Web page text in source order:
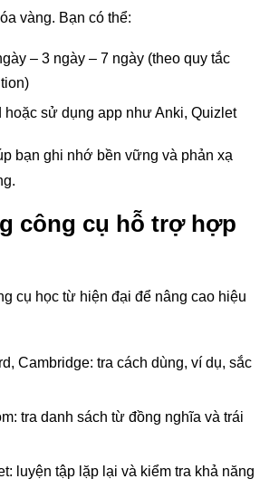
vàng. Bạn có thể:
– 3 ngày – 7 ngày (theo quy tắc
hoặc sử dụng app như Anki, Quizlet
bạn ghi nhớ bền vững và phản xạ
công cụ hỗ trợ hợp
cụ học từ hiện đại để nâng cao hiệu
Cambridge: tra cách dùng, ví dụ, sắc
tra danh sách từ đồng nghĩa và trái
luyện tập lặp lại và kiểm tra khả năng